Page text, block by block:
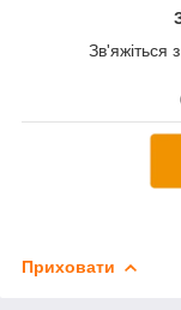
Зв'яжіться
Приховати